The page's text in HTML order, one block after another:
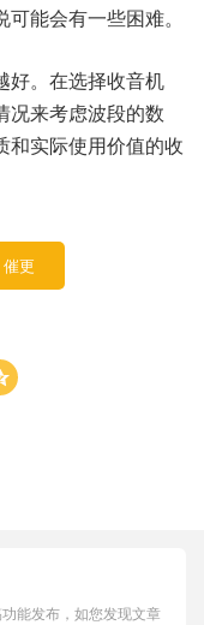
能会有一些困难。
好。在选择收音机
况来考虑波段的数
和实际使用价值的收
催更
能发布，如您发现文章